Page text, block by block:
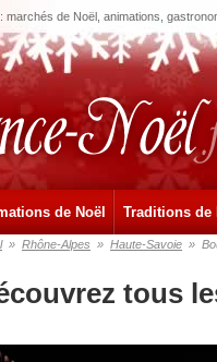
marchés de Noël, animations,
de Noël Traditions de
» Rhône-Alpes » Haute-Savoie »
tous